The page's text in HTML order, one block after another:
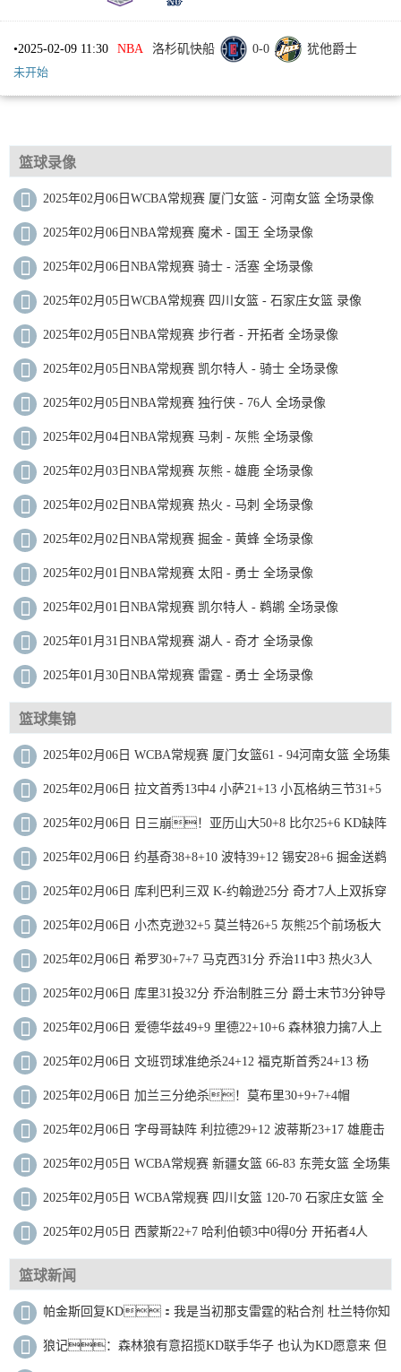
•2025-02-09 11:30 NBA 洛杉矶快船 0-0
犹他爵士
未开始
篮球录像
2025年02月06日WCBA常规赛 厦门女篮 - 河南女篮 全场录像
2025年02月06日NBA常规赛 魔术 - 国王 全场录像
2025年02月06日NBA常规赛 骑士 - 活塞 全场录像
2025年02月05日WCBA常规赛 四川女篮 - 石家庄女篮 录像
2025年02月05日NBA常规赛 步行者 - 开拓者 全场录像
2025年02月05日NBA常规赛 凯尔特人 - 骑士 全场录像
2025年02月05日NBA常规赛 独行侠 - 76人 全场录像
2025年02月04日NBA常规赛 马刺 - 灰熊 全场录像
2025年02月03日NBA常规赛 灰熊 - 雄鹿 全场录像
2025年02月02日NBA常规赛 热火 - 马刺 全场录像
2025年02月02日NBA常规赛 掘金 - 黄蜂 全场录像
2025年02月01日NBA常规赛 太阳 - 勇士 全场录像
2025年02月01日NBA常规赛 凯尔特人 - 鹈鹕 全场录像
2025年01月31日NBA常规赛 湖人 - 奇才 全场录像
2025年01月30日NBA常规赛 雷霆 - 勇士 全场录像
篮球集锦
2025年02月06日 WCBA常规赛 厦门女篮61 - 94河南女篮 全场集
锦
2025年02月06日 拉文首秀13中4 小萨21+13 小瓦格纳三节31+5
国王不敌魔术
2025年02月06日 日三崩！亚历山大50+8 比尔25+6 KD缺阵
雷霆大胜太阳
2025年02月06日 约基奇38+8+10 波特39+12 锡安28+6 掘金送鹈
鹕7连败
2025年02月06日 库利巴利三双 K-约翰逊25分 奇才7人上双拆穿
篮网取3连胜
2025年02月06日 小杰克逊32+5 莫兰特26+5 灰熊25个前场板大
胜猛龙近11战10胜
2025年02月06日 希罗30+7+7 马克西31分 乔治11中3 热火3人
20+力克76人
2025年02月06日 库里31投32分 乔治制胜三分 爵士末节3分钟导
演18-4逆转勇士
2025年02月06日 爱德华兹49+9 里德22+10+6 森林狼力擒7人上
双的公牛
2025年02月06日 文班罚球准绝杀24+12 福克斯首秀24+13 杨
32+12 马刺险胜老鹰
2025年02月06日 加兰三分绝杀！莫布里30+9+7+4帽
CC38+7+9+4断 骑士险胜活塞
2025年02月06日 字母哥缺阵 利拉德29+12 波蒂斯23+17 雄鹿击
败黄蜂止4连败
2025年02月05日 WCBA常规赛 新疆女篮 66-83 东莞女篮 全场集
锦
2025年02月05日 WCBA常规赛 四川女篮 120-70 石家庄女篮 全
场集锦
2025年02月05日 西蒙斯22+7 哈利伯顿3中0得0分 开拓者4人
15+擒步行者迎5连胜
篮球新闻
帕金斯回复KD：我是当初那支雷霆的粘合剂 杜兰特你知
道的呀
狼记：森林狼有意招揽KD联手华子 也认为KD愿意来 但